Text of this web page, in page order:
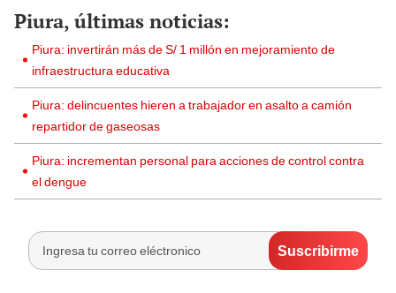
Piura, últimas noticias:
Piura: invertirán más de S/ 1 millón en mejoramiento de
infraestructura educativa
Piura: delincuentes hieren a trabajador en asalto a camión
repartidor de gaseosas
Piura: incrementan personal para acciones de control contra
el dengue